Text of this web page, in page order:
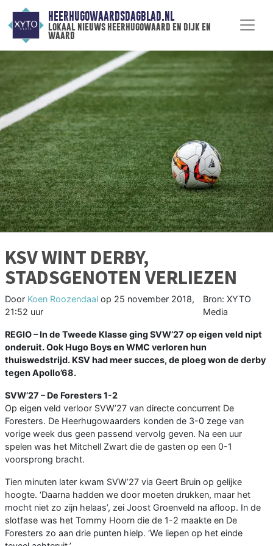
HEERHUGOWAARDSDAGBLAD.NL
lokaal nieuws heerhugowaard en dijk en
waard
KSV WINT DERBY,
STADSGENOTEN VERLIEZEN
Door Koen Roozendaal op 25 november 2018,
21:52 uur
Bron: XYTO
Media
REGIO –In de Tweede Klasse ging SVW’27 op eigen veld nipt
onderuit. Ook Hugo Boys en WMC verloren hun
thuiswedstrijd. KSV had meer succes, de ploeg won de derby
tegen Apollo’68.
SVW’27 – De Foresters 1-2
Op eigen veld verloor SVW’27 van directe concurrent De
Foresters. De Heerhugowaarders konden de 3-0 zege van
vorige week dus geen passend vervolg geven. Na een uur
spelen was het Mitchell Zwart die de gasten op een 0-1
voorsprong bracht.
Tien minuten later kwam SVW’27 via Geert Bruin op gelijke
hoogte. ‘Daarna hadden we door moeten drukken, maar het
mocht niet zo zijn helaas’, zei Joost Groenveld na afloop. In de
slotfase was het Tommy Hoorn die de 1-2 maakte en De
Foresters zo aan drie punten hielp. ‘We liepen op het einde